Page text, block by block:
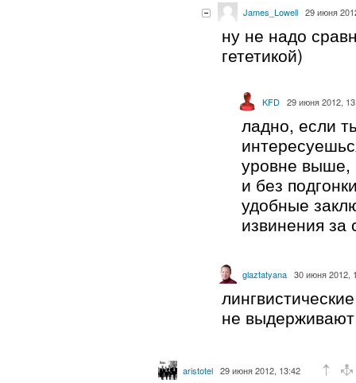
James_Lowell 29 июня
ну не надо
гететикой)
KFD 29 июня 2012,
ладно, если
уровне выше,
и без
удобные
извинения
glaztatyana 30 июня 2012,
не выдерживают
aristotel 29 июня 2012, 13:42